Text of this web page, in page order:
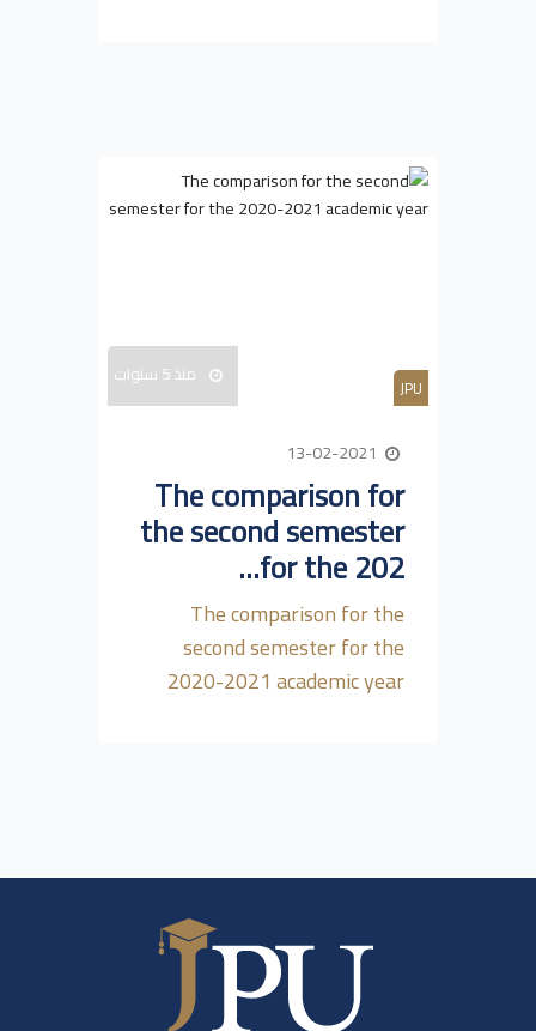
JPU منذ 5 سنوات
The comparison for
the second semester
for the 202...
The comparison for the
second semester for the
2020-2021 academic year